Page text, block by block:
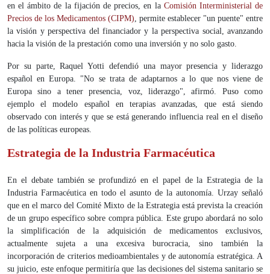
en el ámbito de la fijación de precios, en la Comisión Interministerial de
Precios de los Medicamentos (CIPM), permite establecer "un puente" entre
la visión y perspectiva del financiador y la perspectiva social, avanzando
hacia la visión de la prestación como una inversión y no solo gasto.
Por su parte, Raquel Yotti defendió una mayor presencia y liderazgo
español en Europa. "No se trata de adaptarnos a lo que nos viene de
Europa sino a tener presencia, voz, liderazgo", afirmó. Puso como
ejemplo el modelo español en terapias avanzadas, que está siendo
observado con interés y que se está generando influencia real en el diseño
de las políticas europeas.
Estrategia de la Industria Farmacéutica
En el debate también se profundizó en el papel de la Estrategia de la
Industria Farmacéutica en todo el asunto de la autonomía. Urzay señaló
que en el marco del Comité Mixto de la Estrategia está prevista la creación
de un grupo específico sobre compra pública. Este grupo abordará no solo
la simplificación de la adquisición de medicamentos exclusivos,
actualmente sujeta a una excesiva burocracia, sino también la
incorporación de criterios medioambientales y de autonomía estratégica. A
su juicio, este enfoque permitiría que las decisiones del sistema sanitario se